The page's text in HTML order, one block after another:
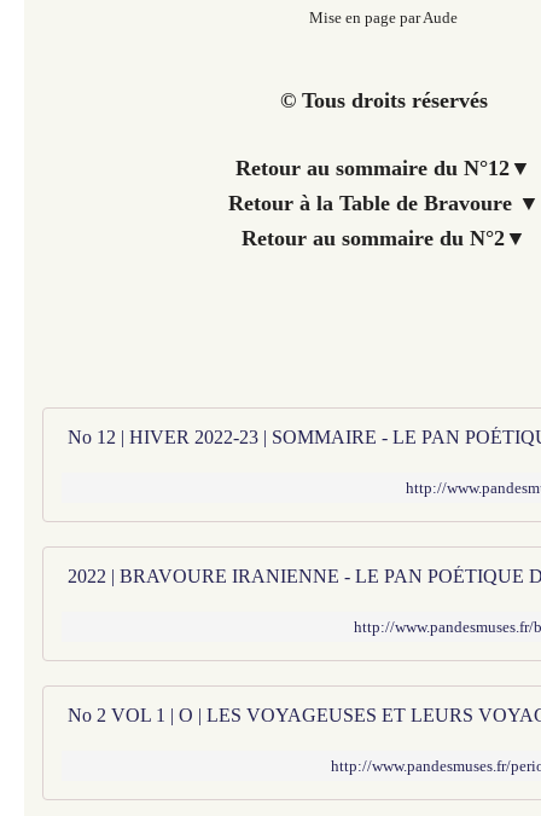
Mise en page par Aude
© Tous droits réservés
Retour au sommaire du N°12▼
Retour à la Table de Bravoure ▼
Retour au sommaire du N°2▼​​​​​​
No 12 | HIVER 2022-23 | SOMMAIRE - LE PAN
http://
2022 | BRAVOURE IRANIENNE - LE PAN POÉTIQUE
http://
http://www.pandesmuses.fr/